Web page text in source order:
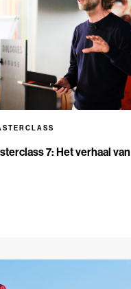
7: Het verhaal van